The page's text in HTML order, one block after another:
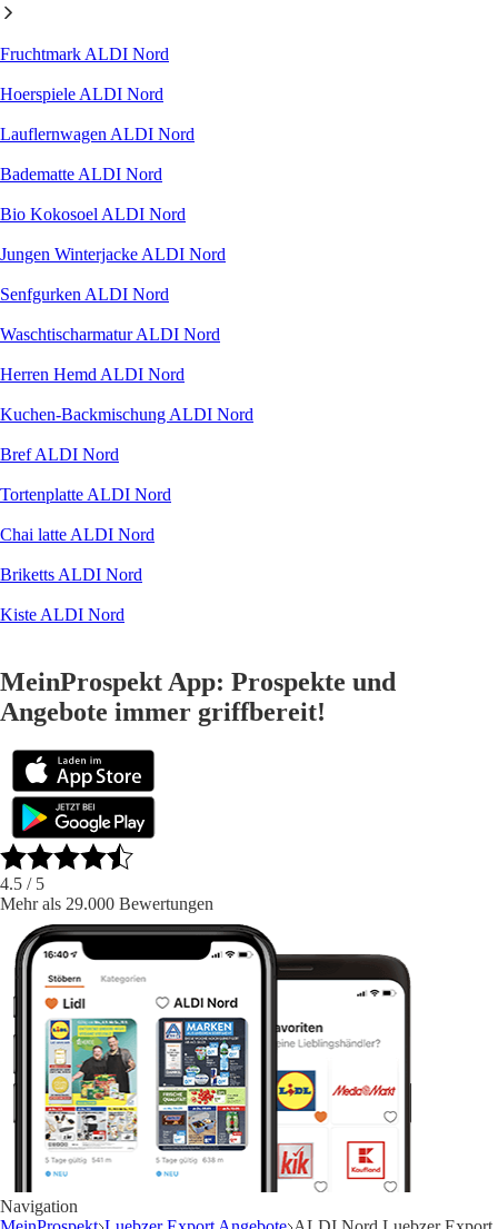
Fruchtmark ALDI Nord
Hoerspiele ALDI Nord
Lauflernwagen ALDI Nord
Badematte ALDI Nord
Bio Kokosoel ALDI Nord
Jungen Winterjacke ALDI Nord
Senfgurken ALDI Nord
Waschtischarmatur ALDI Nord
Herren Hemd ALDI Nord
Kuchen-Backmischung ALDI Nord
Bref ALDI Nord
Tortenplatte ALDI Nord
Chai latte ALDI Nord
Briketts ALDI Nord
Kiste ALDI Nord
MeinProspekt App: Prospekte und
Angebote immer griffbereit!
4.5 / 5
Mehr als 29.000 Bewertungen
Navigation